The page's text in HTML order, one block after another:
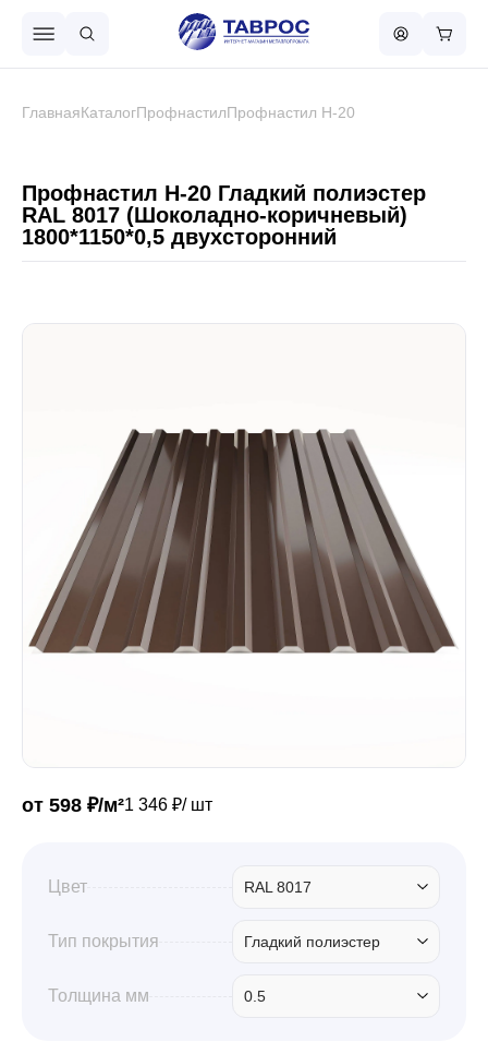
Металлочерепица
Сваи винтовые
Забор
Кровля
Профили для гипсокартона
ГлавнаяКаталогПрофнастилПрофнастил Н-20
Профнастил Н-20 Гладкий полиэстер
RAL 8017 (Шоколадно-коричневый)
1800*1150*0,5 двухсторонний
от 598 ₽/м²1 346 ₽/ шт
Цвет RAL 8017
Тип покрытия Гладкий полиэстер
Толщина мм 0.5